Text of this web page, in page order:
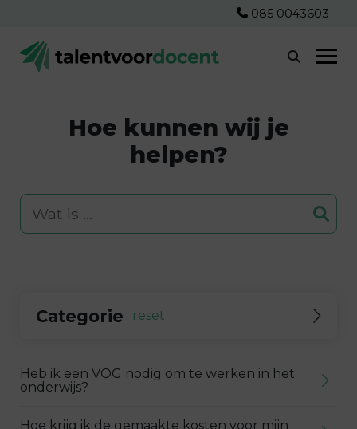
085 0043603
Hoe kunnen wij je
helpen?
Categorie reset
Heb ik een VOG nodig om te werken in het
onderwijs?
Hoe krijg ik de gemaakte kosten voor mijn